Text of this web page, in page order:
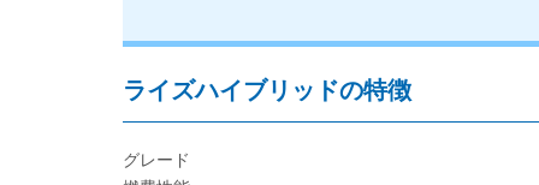
ライズハイブリッドの特徴
グレード